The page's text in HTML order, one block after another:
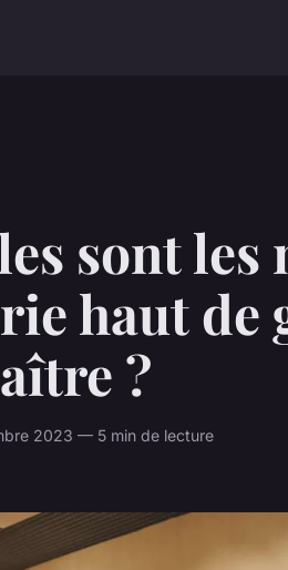
sont les
haut de
?
2023 — 5 min de lecture